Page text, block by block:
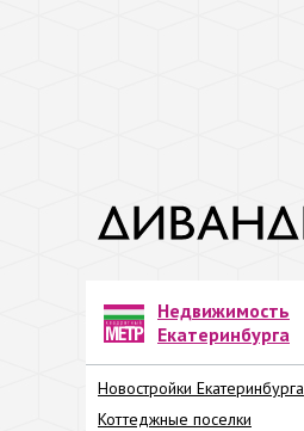
Недвижимость
Екатеринбурга
Новостройки Екатеринбурга
Коттеджные поселки